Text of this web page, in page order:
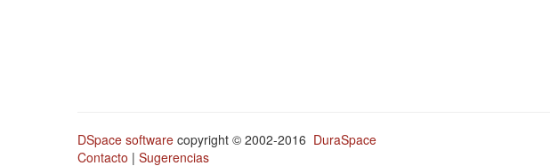
DSpace software copyright © 2002-2016 DuraSpace
Contacto | Sugerencias